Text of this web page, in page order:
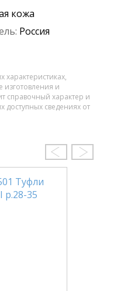
кожа
Россия
изготовления и
справочный характер и
доступных сведениях от
Туфли
р.28-35